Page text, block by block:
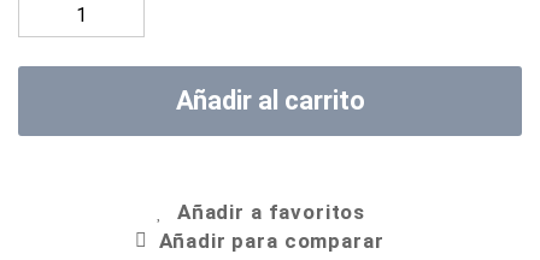
Añadir al carrito
Añadir a favoritos
Añadir para comparar